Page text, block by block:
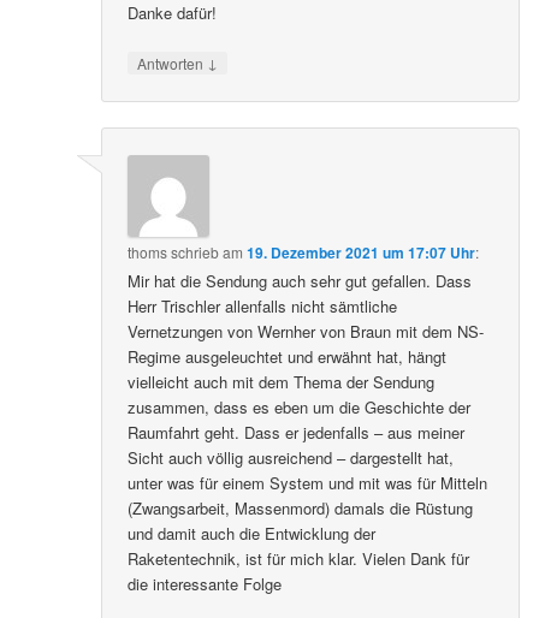
Danke dafür!
Antworten ↓
thomsschriebam19. Dezember 2021 um 17:07 Uhr:
Mir hat die Sendung auch sehr gut gefallen. Dass
Herr Trischler allenfalls nicht sämtliche
Vernetzungen von Wernher von Braun mit dem NS-
Regime ausgeleuchtet und erwähnt hat, hängt
vielleicht auch mit dem Thema der Sendung
zusammen, dass es eben um die Geschichte der
Raumfahrt geht. Dass er jedenfalls – aus meiner
Sicht auch völlig ausreichend – dargestellt hat,
unter was für einem System und mit was für Mitteln
(Zwangsarbeit, Massenmord) damals die Rüstung
und damit auch die Entwicklung der
Raketentechnik, ist für mich klar. Vielen Dank für
die interessante Folge